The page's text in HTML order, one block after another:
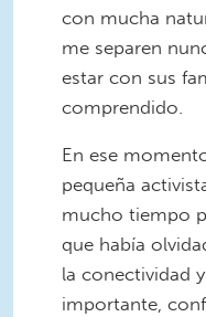
con mucha
me separen
estar con sus
comprendido.
En ese
pequeña
mucho tiempo
que había
la conectividad
importante,